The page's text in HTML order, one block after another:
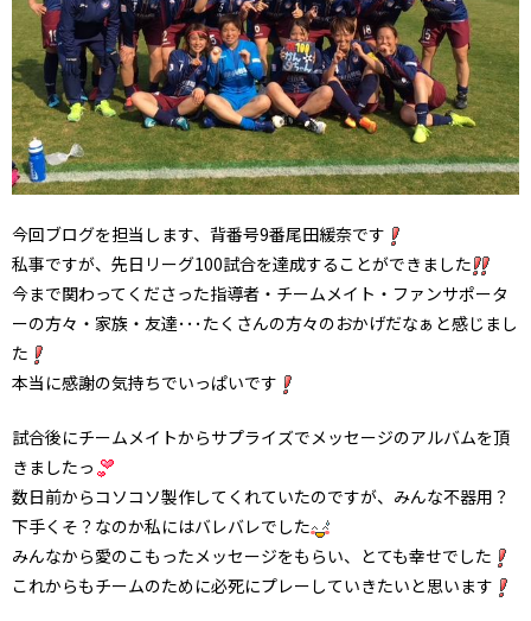
今回ブログを担当します、背番号9番尾田緩奈です
私事ですが、先日リーグ100試合を達成することができました
今まで関わってくださった指導者・チームメイト・ファンサポータ
ーの方々・家族・友達･･･たくさんの方々のおかげだなぁと感じまし
た
本当に感謝の気持ちでいっぱいです
試合後にチームメイトからサプライズでメッセージのアルバムを頂
きましたっ
数日前からコソコソ製作してくれていたのですが、みんな不器用？
下手くそ？なのか私にはバレバレでした
みんなから愛のこもったメッセージをもらい、とても幸せでした
これからもチームのために必死にプレーしていきたいと思います